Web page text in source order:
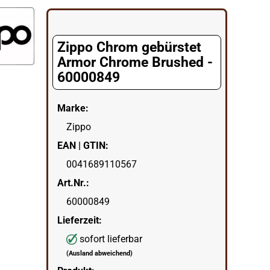
Zippo Chrom gebürstet
Armor Chrome Brushed -
60000849
Marke:
Zippo
EAN | GTIN:
0041689110567
Art.Nr.:
60000849
Lieferzeit:
sofort lieferbar
(Ausland abweichend)